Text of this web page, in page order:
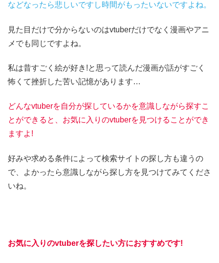
などなったら悲しいですし時間がもったいないですよね。
見た目だけで分からないのはvtuberだけでなく漫画やアニ
メでも同じですよね。
私は昔すごく絵が好き!と思って読んだ漫画が話がすごく
怖くて挫折した苦い記憶があります…
どんなvtuberを自分が探しているかを意識しながら探すこ
とができると、お気に入りのvtuberを見つけることができ
ますよ!
好みや求める条件によって検索サイトの探し方も違うの
で、よかったら意識しながら探し方を見つけてみてくださ
いね。
お気に入りのvtuberを探したい方におすすめです!